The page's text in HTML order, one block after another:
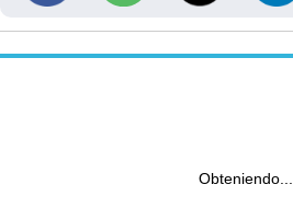
Obteniendo...